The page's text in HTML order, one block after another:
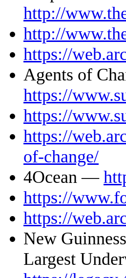
http://
http://
https://
Agents of
https://
https://
https://
of-change/
4Ocean —
https://
https://
New
Largest